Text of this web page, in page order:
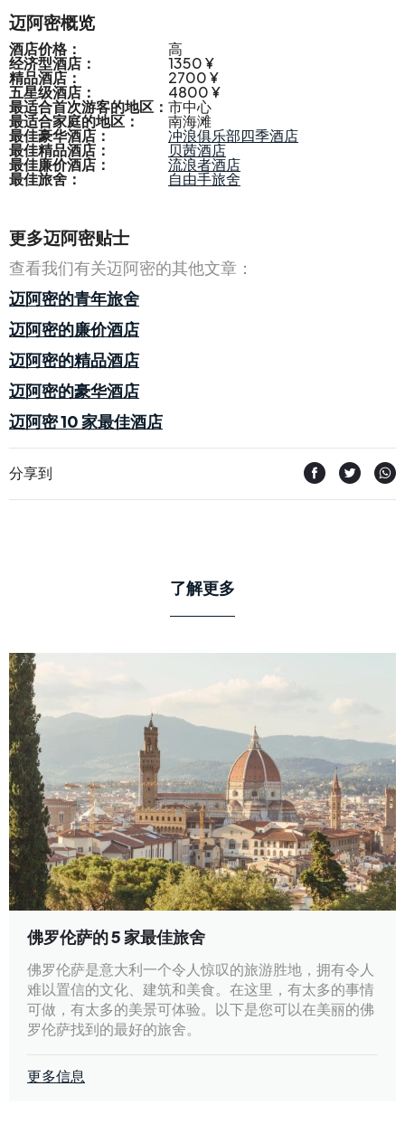
迈阿密概览
酒店价格： 高
经济型酒店： 1350 ¥
精品酒店： 2700 ¥
五星级酒店： 4800 ¥
最适合首次游客的地区： 市中心
最适合家庭的地区： 南海滩
最佳豪华酒店： 冲浪俱乐部四季酒店
最佳精品酒店： 贝茜酒店
最佳廉价酒店： 流浪者酒店
最佳旅舍： 自由手旅舍
更多迈阿密贴士
查看我们有关迈阿密的其他文章：
迈阿密的青年旅舍
迈阿密的廉价酒店
迈阿密的精品酒店
迈阿密的豪华酒店
迈阿密 10 家最佳酒店
分享到
了解更多
佛罗伦萨的 5 家最佳旅舍
佛罗伦萨是意大利一个令人惊叹的旅游胜地，拥有令人
难以置信的文化、建筑和美食。在这里，有太多的事情
可做，有太多的美景可体验。以下是您可以在美丽的佛
罗伦萨找到的最好的旅舍。
更多信息